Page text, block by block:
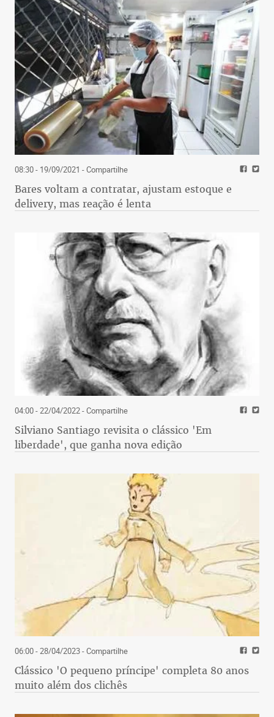
08:30 - 19/09/2021 - Compartilhe
Bares voltam a contratar, ajustam estoque e
delivery, mas reação é lenta
04:00 - 22/04/2022- Compartilhe
Silviano Santiago revisita o clássico 'Em
liberdade', que ganha nova edição
06:00 - 28/04/2023- Compartilhe
Clássico 'O pequeno príncipe' completa 80 anos
muito além dos clichês